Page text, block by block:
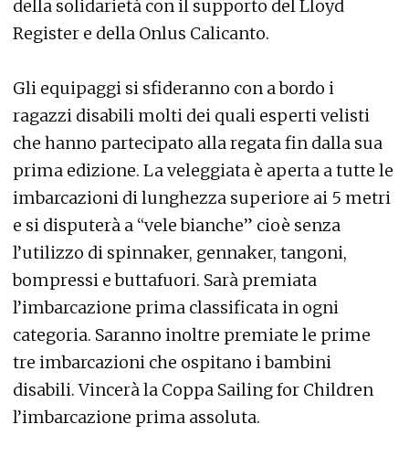
della solidarietà con il supporto del Lloyd
Register e della Onlus Calicanto.
Gli equipaggi si sfideranno con a bordo i
ragazzi disabili molti dei quali esperti velisti
che hanno partecipato alla regata fin dalla sua
prima edizione. La veleggiata è aperta a tutte le
imbarcazioni di lunghezza superiore ai 5 metri
e si disputerà a “vele bianche” cioè senza
l’utilizzo di spinnaker, gennaker, tangoni,
bompressi e buttafuori. Sarà premiata
l’imbarcazione prima classificata in ogni
categoria. Saranno inoltre premiate le prime
tre imbarcazioni che ospitano i bambini
disabili. Vincerà la Coppa Sailing for Children
l’imbarcazione prima assoluta.